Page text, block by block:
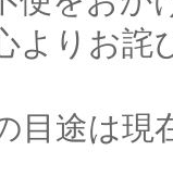
よりお詫
目途は現